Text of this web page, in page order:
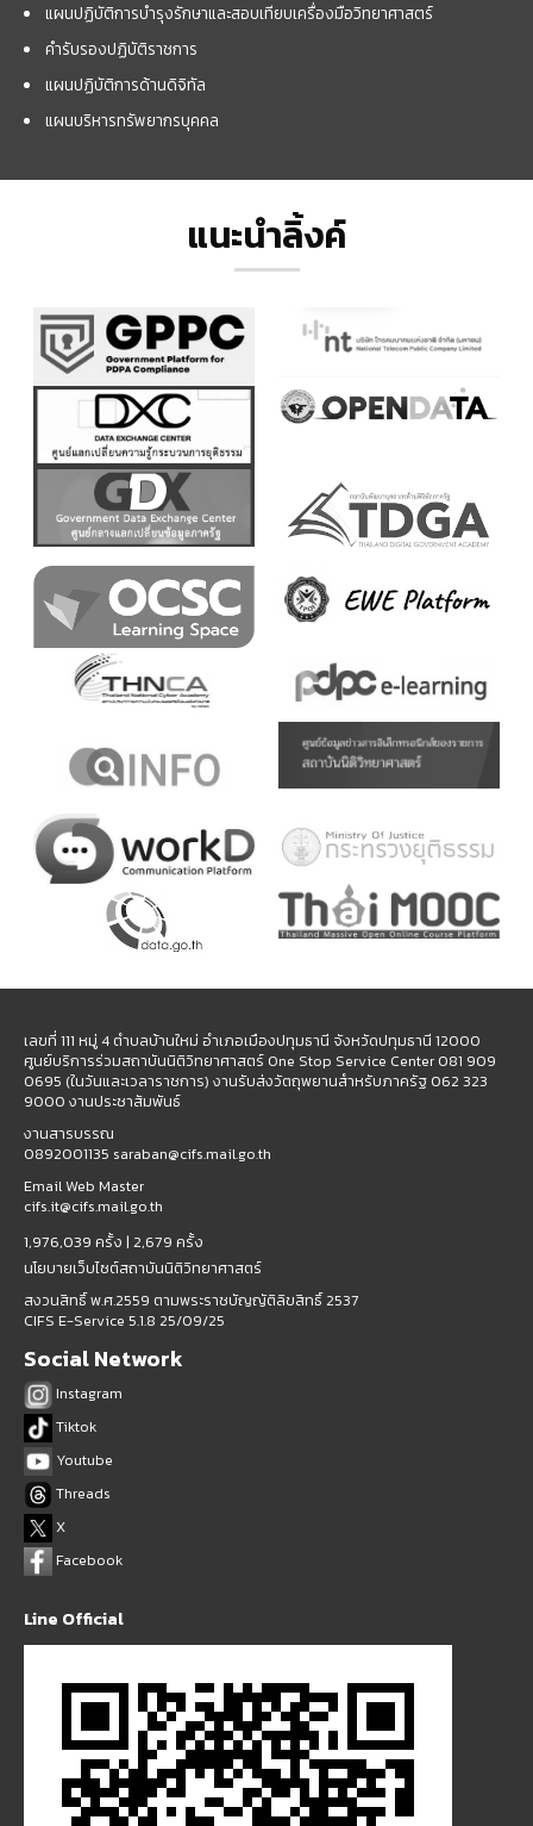
แผนปฏิบัติการบำรุงรักษาและสอบเทียบเครื่องมือวิทยาศาสตร์
คำรับรองปฏิบัติราชการ
แผนปฏิบัติการด้านดิจิทัล
แผนบริหารทรัพยากรบุคคล
แนะนำลิ้งค์
เลขที่ 111 หมู่ 4 ตำบลบ้านใหม่ อำเภอเมืองปทุมธานี จังหวัดปทุมธานี 12000
ศูนย์บริการร่วมสถาบันนิติวิทยาศาสตร์ One Stop Service Center 081 909
0695 (ในวันและเวลาราชการ) งานรับส่งวัตถุพยานสำหรับภาครัฐ 062 323
9000 งานประชาสัมพันธ์
งานสารบรรณ
0892001135 saraban@cifs.mail.go.th
Email Web Master
cifs.it@cifs.mail.go.th
1,976,039 ครั้ง | 2,679 ครั้ง
นโยบายเว็บไซต์สถาบันนิติวิทยาศาสตร์
สงวนสิทธิ์ พ.ศ.2559 ตามพระราชบัญญัติลิขสิทธิ์ 2537
CIFS E-Service 5.1.8 25/09/25
Social Network
Instagram
Tiktok
Youtube
Threads
X
Facebook
Line Official